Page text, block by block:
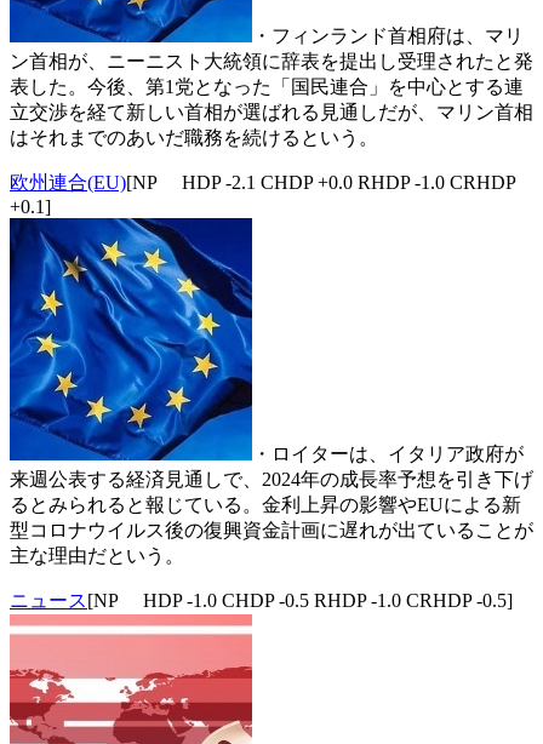
・フィンランド首相府は、マリ
ン首相が、ニーニスト大統領に辞表を提出し受理されたと発
表した。今後、第1党となった「国民連合」を中心とする連
立交渉を経て新しい首相が選ばれる見通しだが、マリン首相
はそれまでのあいだ職務を続けるという。
欧州連合(EU)[NP HDP -2.1 CHDP +0.0 RHDP -1.0 CRHDP
+0.1]
・ロイターは、イタリア政府が
来週公表する経済見通しで、2024年の成長率予想を引き下げ
るとみられると報じている。金利上昇の影響やEUによる新
型コロナウイルス後の復興資金計画に遅れが出ていることが
主な理由だという。
ニュース[NP HDP -1.0 CHDP -0.5 RHDP -1.0 CRHDP -0.5]